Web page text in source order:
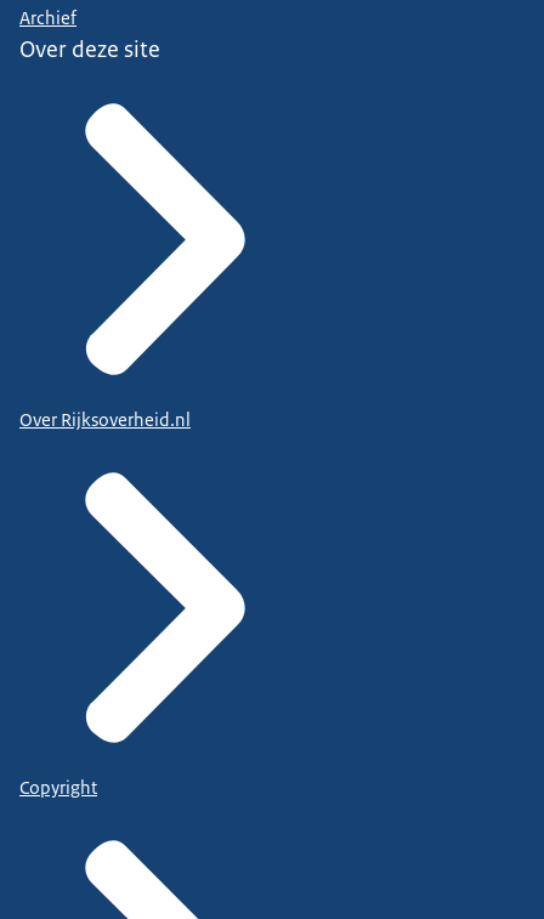
Archief
Over deze site
Over Rijksoverheid.nl
Copyright